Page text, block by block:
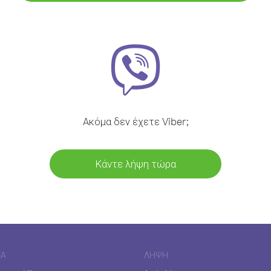
Ακόμα δεν έχετε Viber;
Κάντε λήψη τώρα
ΛΉΨΗ